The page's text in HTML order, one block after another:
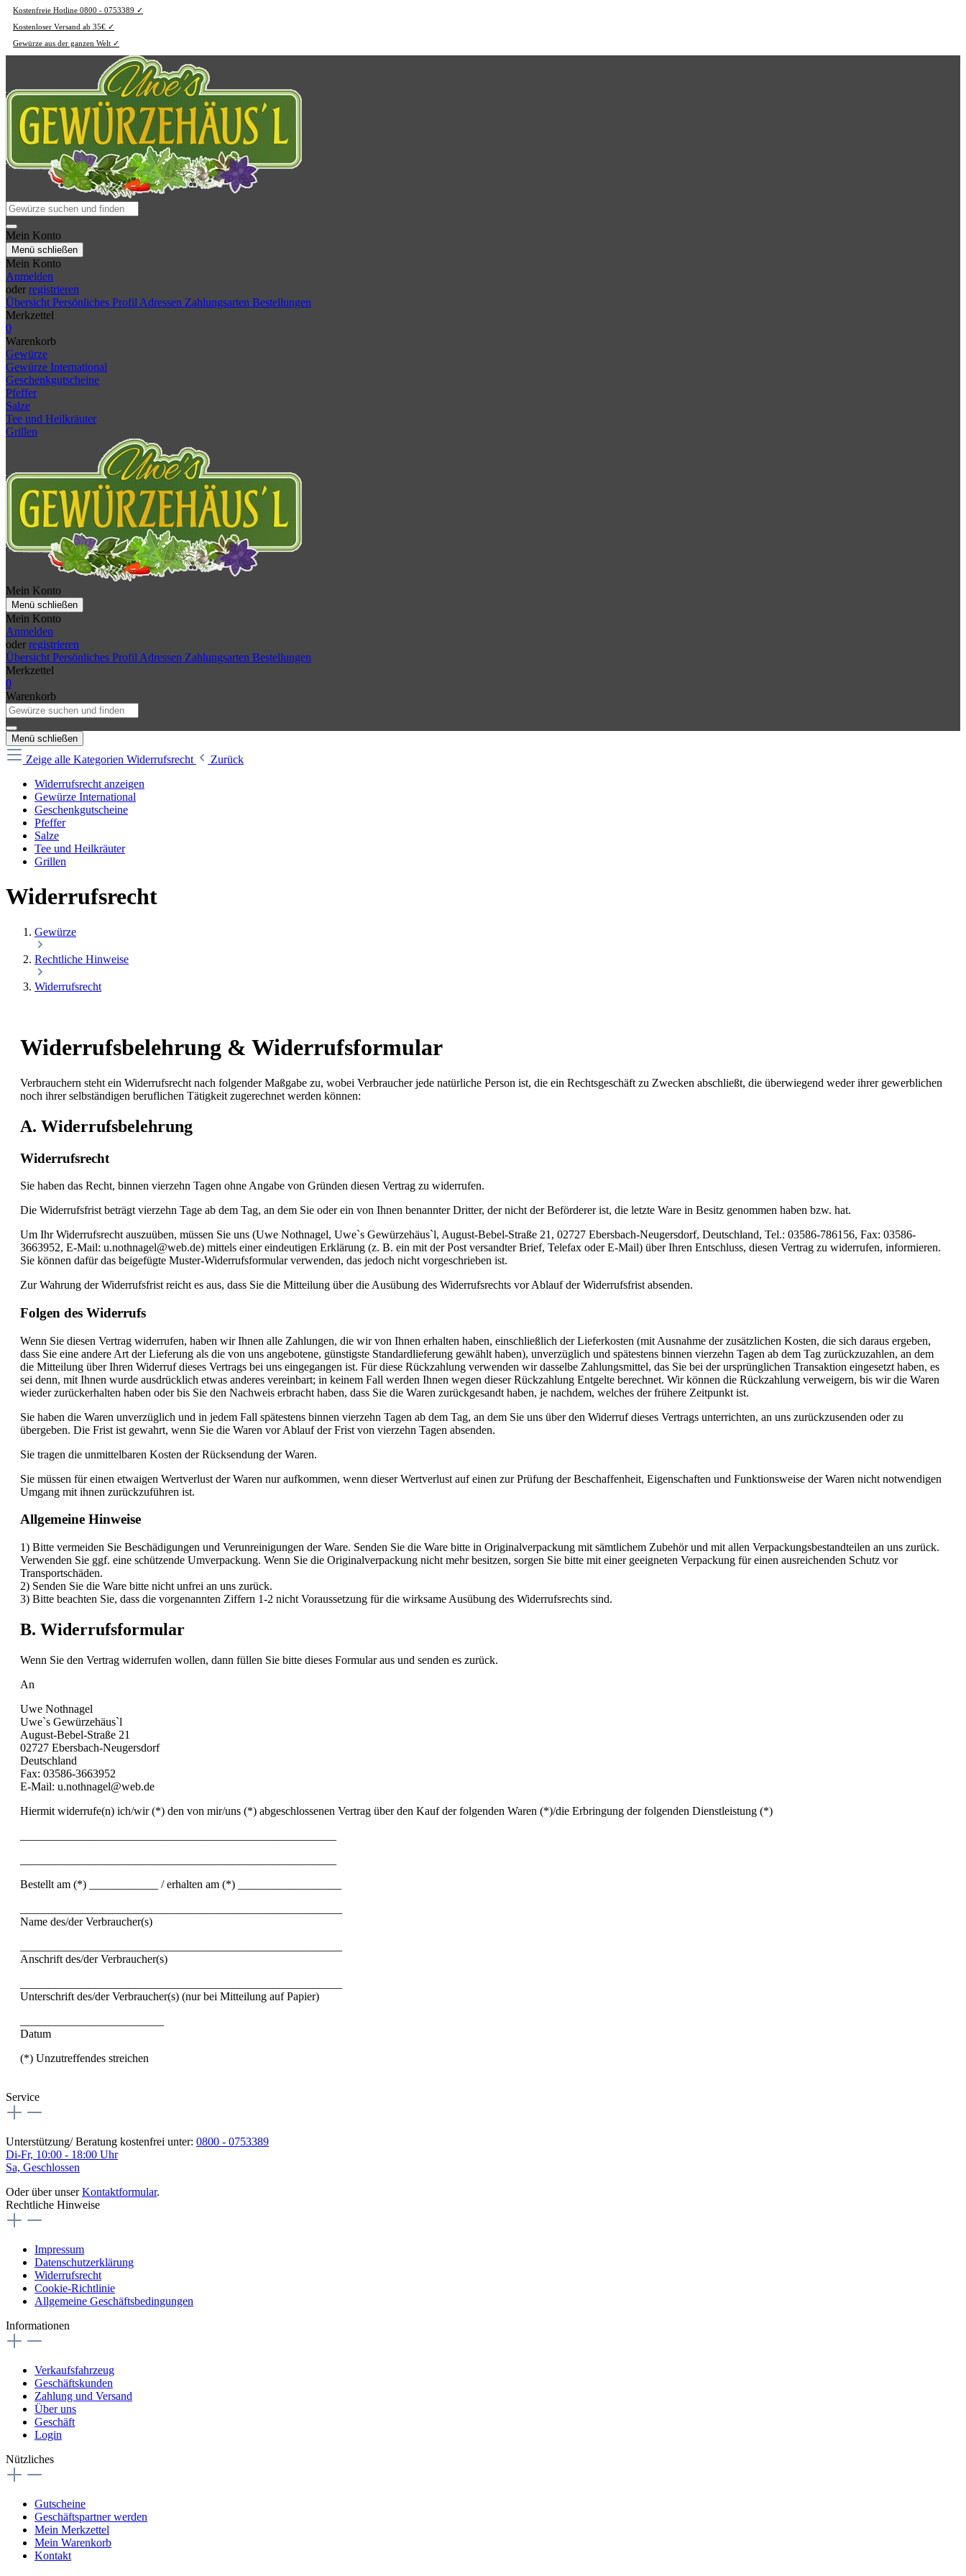
Kostenfreie Hotline 0800 - 0753389 ✓
Kostenloser Versand ab 35€ ✓
Gewürze aus der ganzen Welt ✓
Mein Konto
Menü schließen
Mein Konto
Anmelden
oder registrieren
Übersicht Persönliches Profil Adressen Zahlungsarten Bestellungen
Merkzettel
0
Warenkorb
Gewürze
Gewürze International
Geschenkgutscheine
Pfeffer
Salze
Tee und Heilkräuter
Grillen
Mein Konto
Menü schließen
Mein Konto
Anmelden
oder registrieren
Übersicht Persönliches Profil Adressen Zahlungsarten Bestellungen
Merkzettel
0
Warenkorb
Menü schließen
Zeige alle Kategorien Widerrufsrecht
Zurück
Widerrufsrecht anzeigen
Gewürze International
Geschenkgutscheine
Pfeffer
Salze
Tee und Heilkräuter
Grillen
Widerrufsrecht
Gewürze
Rechtliche Hinweise
Widerrufsrecht
Widerrufsbelehrung & Widerrufsformular
Verbrauchern steht ein Widerrufsrecht nach folgender Maßgabe zu, wobei Verbraucher jede natürliche Person ist, die ein Rechtsgeschäft zu Zwecken abschließt, die überwiegend weder ihrer gewerblichen
noch ihrer selbständigen beruflichen Tätigkeit zugerechnet werden können:
A. Widerrufsbelehrung
Widerrufsrecht
Sie haben das Recht, binnen vierzehn Tagen ohne Angabe von Gründen diesen Vertrag zu widerrufen.
Die Widerrufsfrist beträgt vierzehn Tage ab dem Tag, an dem Sie oder ein von Ihnen benannter Dritter, der nicht der Beförderer ist, die letzte Ware in Besitz genommen haben bzw. hat.
Um Ihr Widerrufsrecht auszuüben, müssen Sie uns (Uwe Nothnagel, Uwe`s Gewürzehäus`l, August-Bebel-Straße 21, 02727 Ebersbach-Neugersdorf, Deutschland, Tel.: 03586-786156, Fax: 03586-
3663952, E-Mail: u.nothnagel@web.de) mittels einer eindeutigen Erklärung (z. B. ein mit der Post versandter Brief, Telefax oder E-Mail) über Ihren Entschluss, diesen Vertrag zu widerrufen, informieren.
Sie können dafür das beigefügte Muster-Widerrufsformular verwenden, das jedoch nicht vorgeschrieben ist.
Zur Wahrung der Widerrufsfrist reicht es aus, dass Sie die Mitteilung über die Ausübung des Widerrufsrechts vor Ablauf der Widerrufsfrist absenden.
Folgen des Widerrufs
Wenn Sie diesen Vertrag widerrufen, haben wir Ihnen alle Zahlungen, die wir von Ihnen erhalten haben, einschließlich der Lieferkosten (mit Ausnahme der zusätzlichen Kosten, die sich daraus ergeben,
dass Sie eine andere Art der Lieferung als die von uns angebotene, günstigste Standardlieferung gewählt haben), unverzüglich und spätestens binnen vierzehn Tagen ab dem Tag zurückzuzahlen, an dem
die Mitteilung über Ihren Widerruf dieses Vertrags bei uns eingegangen ist. Für diese Rückzahlung verwenden wir dasselbe Zahlungsmittel, das Sie bei der ursprünglichen Transaktion eingesetzt haben, es
sei denn, mit Ihnen wurde ausdrücklich etwas anderes vereinbart; in keinem Fall werden Ihnen wegen dieser Rückzahlung Entgelte berechnet. Wir können die Rückzahlung verweigern, bis wir die Waren
wieder zurückerhalten haben oder bis Sie den Nachweis erbracht haben, dass Sie die Waren zurückgesandt haben, je nachdem, welches der frühere Zeitpunkt ist.
Sie haben die Waren unverzüglich und in jedem Fall spätestens binnen vierzehn Tagen ab dem Tag, an dem Sie uns über den Widerruf dieses Vertrags unterrichten, an uns zurückzusenden oder zu
übergeben. Die Frist ist gewahrt, wenn Sie die Waren vor Ablauf der Frist von vierzehn Tagen absenden.
Sie tragen die unmittelbaren Kosten der Rücksendung der Waren.
Sie müssen für einen etwaigen Wertverlust der Waren nur aufkommen, wenn dieser Wertverlust auf einen zur Prüfung der Beschaffenheit, Eigenschaften und Funktionsweise der Waren nicht notwendigen
Umgang mit ihnen zurückzuführen ist.
Allgemeine Hinweise
1) Bitte vermeiden Sie Beschädigungen und Verunreinigungen der Ware. Senden Sie die Ware bitte in Originalverpackung mit sämtlichem Zubehör und mit allen Verpackungsbestandteilen an uns zurück.
Verwenden Sie ggf. eine schützende Umverpackung. Wenn Sie die Originalverpackung nicht mehr besitzen, sorgen Sie bitte mit einer geeigneten Verpackung für einen ausreichenden Schutz vor
Transportschäden.
2) Senden Sie die Ware bitte nicht unfrei an uns zurück.
3) Bitte beachten Sie, dass die vorgenannten Ziffern 1-2 nicht Voraussetzung für die wirksame Ausübung des Widerrufsrechts sind.
B. Widerrufsformular
Wenn Sie den Vertrag widerrufen wollen, dann füllen Sie bitte dieses Formular aus und senden es zurück.
An
Uwe Nothnagel
Uwe`s Gewürzehäus`l
August-Bebel-Straße 21
02727 Ebersbach-Neugersdorf
Deutschland
Fax: 03586-3663952
E-Mail: u.nothnagel@web.de
Hiermit widerrufe(n) ich/wir (*) den von mir/uns (*) abgeschlossenen Vertrag über den Kauf der folgenden Waren (*)/die Erbringung der folgenden Dienstleistung (*)
Bestellt am (*) ____________ / erhalten am (*) __________________
Name des/der Verbraucher(s)
Anschrift des/der Verbraucher(s)
Unterschrift des/der Verbraucher(s) (nur bei Mitteilung auf Papier)
Datum
(*) Unzutreffendes streichen
Service
Unterstützung/ Beratung kostenfrei unter: 0800 - 0753389
Di-Fr, 10:00 - 18:00 Uhr
Sa, Geschlossen
Oder über unserKontaktformular.
Rechtliche Hinweise
Impressum
Datenschutzerklärung
Widerrufsrecht
Cookie-Richtlinie
Allgemeine Geschäftsbedingungen
Informationen
Verkaufsfahrzeug
Geschäftskunden
Zahlung und Versand
Über uns
Geschäft
Login
Nützliches
Gutscheine
Geschäftspartner werden
Mein Merkzettel
Mein Warenkorb
Kontakt